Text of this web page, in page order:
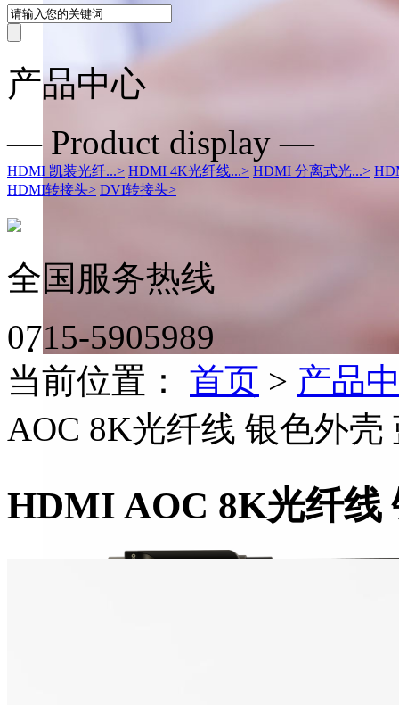
产品中心
— Product display —
HDMI 凯装光纤...> HDMI 4K光纤线...> HDMI 分离式光...>
HDMI转接头> DVI转接头>
全国服务热线
0715-5905989
当前位置： 首页 > 产品
AOC 8K光纤线 银色外壳
HDMI AOC 8K光纤线